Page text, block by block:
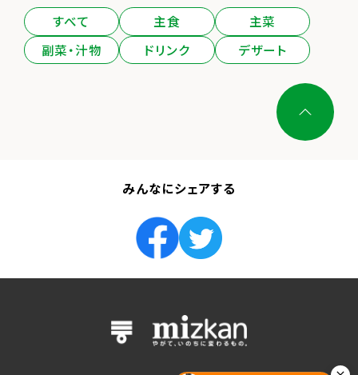
すべて 主食
主菜
副菜・汁物
ドリンク デザート
みんなにシェアする